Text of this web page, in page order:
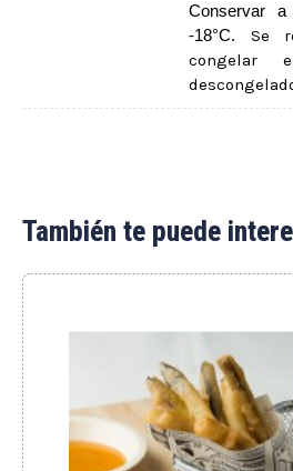
Conservar a
-18°C. Se
congelar
También te puede